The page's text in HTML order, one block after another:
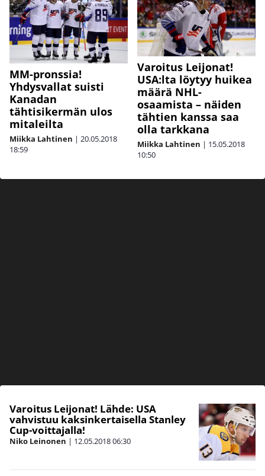
MM-pronssia!
Yhdysvallat suisti
Kanadan
tähtisikermän ulos
mitaleilta
Miikka Lahtinen | 20.05.2018
18:59
Varoitus Leijonat!
USA:lta löytyy huikea
määrä NHL-
osaamista – näiden
tähtien kanssa saa
olla tarkkana
Miikka Lahtinen | 15.05.2018
10:50
Varoitus Leijonat! Lähde: USA
vahvistuu kaksinkertaisella Stanley
Cup-voittajalla!
Niko Leinonen | 12.05.201806:30